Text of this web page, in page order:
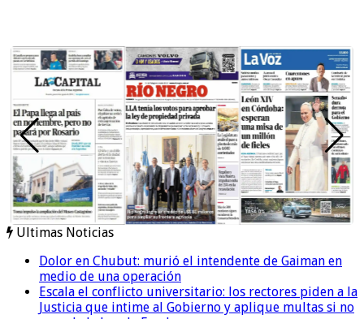
Ultimas Noticias
Dolor en Chubut: murió el intendente de Gaiman en
medio de una operación
Escala el conflicto universitario: los rectores piden a la
Justicia que intime al Gobierno y aplique multas si no